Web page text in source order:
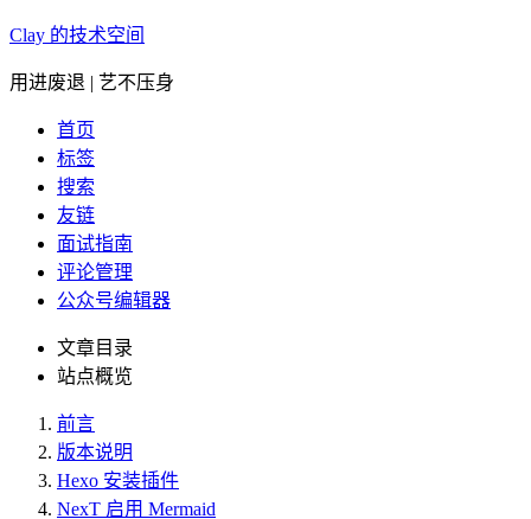
Clay 的技术空间
用进废退 | 艺不压身
首页
标签
搜索
友链
面试指南
评论管理
公众号编辑器
文章目录
站点概览
前言
版本说明
Hexo 安装插件
NexT 启用 Mermaid